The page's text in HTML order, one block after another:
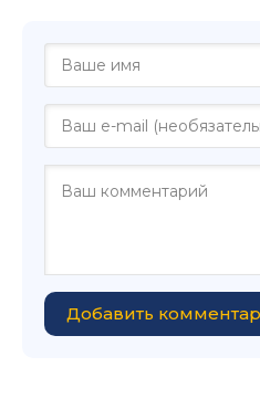
Добавить